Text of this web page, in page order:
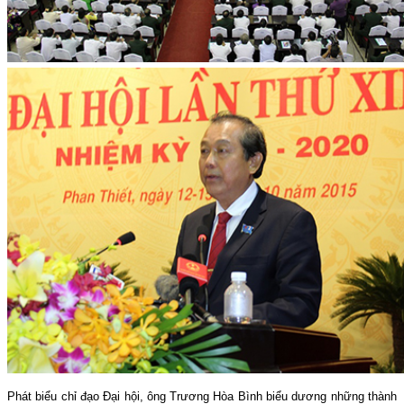
Phát biểu chỉ đạo Đại hội, ông Trương Hòa Bình biểu dương những thành